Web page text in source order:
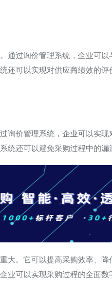
通过询价管理系统，企业可
还可以实现对供应商绩效的
询价管理系统，企业可以实
统还可以避免采购过程中的漏
大。它可以提高采购效率、
业可以实现采购过程的全面数